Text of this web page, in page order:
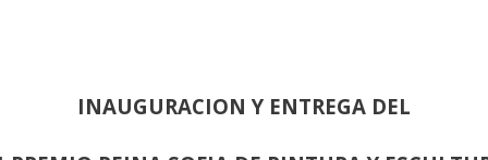
INAUGURACION Y ENTREGA DEL